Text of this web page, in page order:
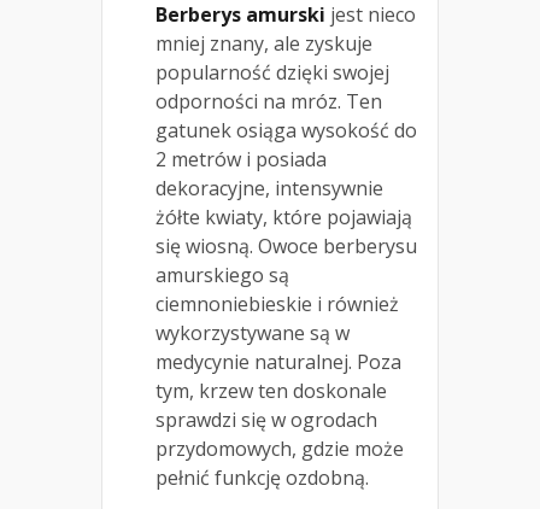
Berberys amurski jest nieco
mniej znany, ale zyskuje
popularność dzięki swojej
odporności na mróz. Ten
gatunek osiąga wysokość do
2 metrów i posiada
dekoracyjne, intensywnie
żółte kwiaty, które pojawiają
się wiosną. Owoce berberysu
amurskiego są
ciemnoniebieskie i również
wykorzystywane są w
medycynie naturalnej. Poza
tym, krzew ten doskonale
sprawdzi się w ogrodach
przydomowych, gdzie może
pełnić funkcję ozdobną.